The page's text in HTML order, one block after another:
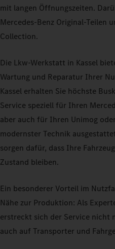
mit langen Öffnungszeiten.
Mercedes-Benz Original-Teilen
Collection.
Die Lkw-Werkstatt in Kassel
Wartung und Reparatur Ihrer
Kassel erhalten Sie höchste
Service speziell für Ihren
aber auch für Ihren Unimog
modernster Technik
sorgen dafür, dass Ihre
Zustand bleiben.
Ein besonderer Vorteil im
Nähe zur Produktion: Als
erstreckt sich der Service nicht
auch auf Transporter und